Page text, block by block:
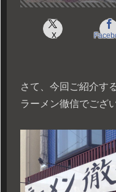
X
さて、今回ご紹介す
ラーメン徹信でござ